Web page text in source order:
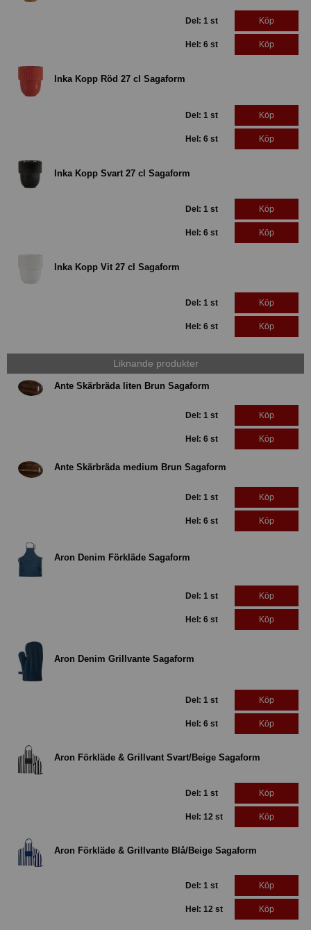
Del: 1 st Köp
Hel: 6 st Köp
Inka Kopp Röd 27 cl Sagaform
Del: 1 st Köp
Hel: 6 st Köp
Inka Kopp Svart 27 cl Sagaform
Del: 1 st Köp
Hel: 6 st Köp
Inka Kopp Vit 27 cl Sagaform
Del: 1 st Köp
Hel: 6 st Köp
Liknande produkter
Ante Skärbräda liten Brun Sagaform
Del: 1 st Köp
Hel: 6 st Köp
Ante Skärbräda medium Brun Sagaform
Del: 1 st Köp
Hel: 6 st Köp
Aron Denim Förkläde Sagaform
Del: 1 st Köp
Hel: 6 st Köp
Aron Denim Grillvante Sagaform
Del: 1 st Köp
Hel: 6 st Köp
Aron Förkläde & Grillvant Svart/Beige Sagaform
Del: 1 st Köp
Hel: 12 st Köp
Aron Förkläde & Grillvante Blå/Beige Sagaform
Del: 1 st Köp
Hel: 12 st Köp